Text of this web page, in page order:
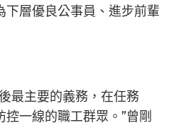
下層優良公事員、進步前輩
主要的義務，在任務
一線的職工群眾。”曾剛